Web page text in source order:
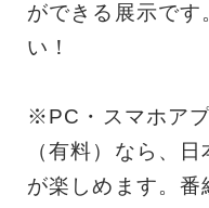
ができる展示です
い！
※PC・スマホア
（有料）なら、
が楽しめます。